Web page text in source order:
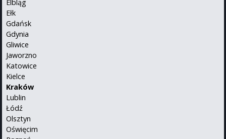
Elbląg
Ełk
Gdańsk
Gdynia
Gliwice
Jaworzno
Katowice
Kielce
Kraków
Lublin
Łódź
Olsztyn
Oświęcim